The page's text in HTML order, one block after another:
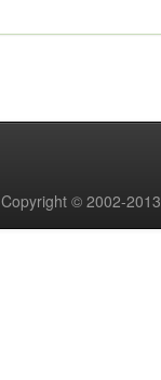
Copyright © 2002-2013